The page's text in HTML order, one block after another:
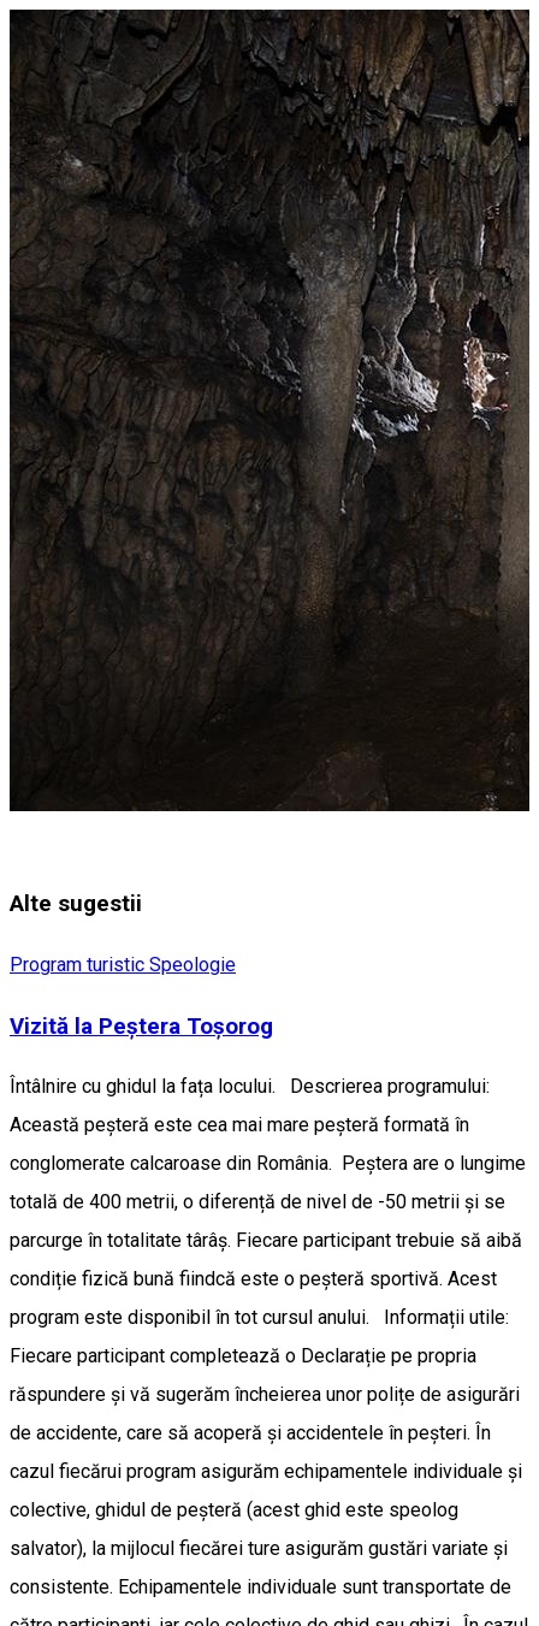
Alte sugestii
Program turistic Speologie
Vizită la Peștera Toșorog
Întâlnire cu ghidul la fața locului. Descrierea programului:
Această peșteră este cea mai mare peșteră formată în
conglomerate calcaroase din România. Peștera are o lungime
totală de 400 metrii, o diferență de nivel de -50 metrii și se
parcurge în totalitate târâș. Fiecare participant trebuie să aibă
condiție fizică bună fiindcă este o peșteră sportivă. Acest
program este disponibil în tot cursul anului. Informații utile:
Fiecare participant completează o Declarație pe propria
răspundere și vă sugerăm încheierea unor polițe de asigurări
de accidente, care să acoperă și accidentele în peșteri. În
cazul fiecărui program asigurăm echipamentele individuale și
colective, ghidul de peșteră (acest ghid este speolog
salvator), la mijlocul fiecărei ture asigurăm gustări variate și
consistente. Echipamentele individuale sunt transportate de